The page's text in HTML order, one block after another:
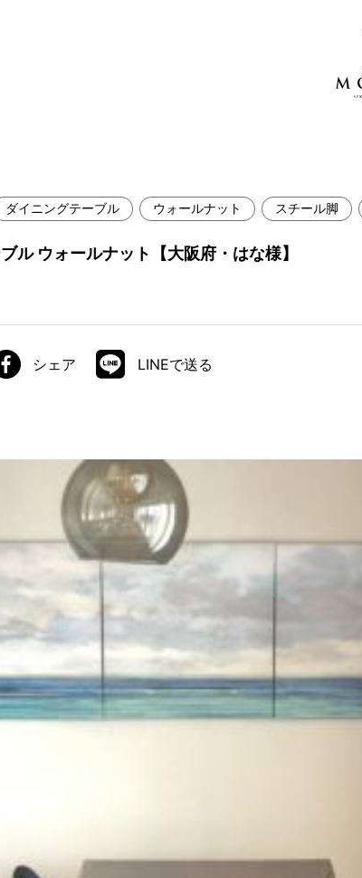
HOME 直営店
青山プレミアムギャラリー
【アウトレット取扱店】
アウトレット神戸店
大川ギャラリー【本店】
天神ギャラリー
公式オンラインストア
WEBカタログ
ダイニングテーブル ウォールナット スチール脚
ル ウォールナット【大阪府・はな様】
シェア LINEで送る